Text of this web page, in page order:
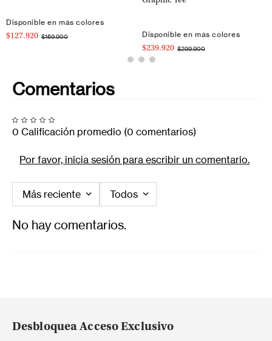
Disponible en más colores
$127.920 $159.900 Disponible en más colores
$239.920 $299.900
Comentarios
0 Calificación promedio (0 comentarios)
Por favor, inicia sesión para escribir un comentario.
Más reciente Todos
No hay comentarios.
Desbloquea Acceso Exclusivo